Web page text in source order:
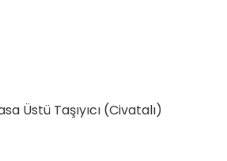
Üstü Taşıyıcı (Civatalı)